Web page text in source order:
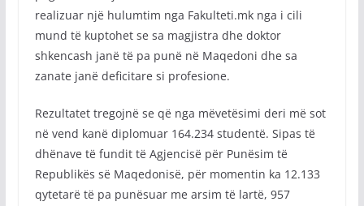
realizuar një hulumtim nga Fakulteti.mk nga i cili
mund të kuptohet se sa magjistra dhe doktor
shkencash janë të pa punë në Maqedoni dhe sa
zanate janë deficitare si profesione.
Rezultatet tregojnë se që nga mëvetësimi deri më sot
në vend kanë diplomuar 164.234 studentë. Sipas të
dhënave të fundit të Agjencisë për Punësim të
Republikës së Maqedonisë, për momentin ka 12.133
qytetarë të pa punësuar me arsim të lartë, 957